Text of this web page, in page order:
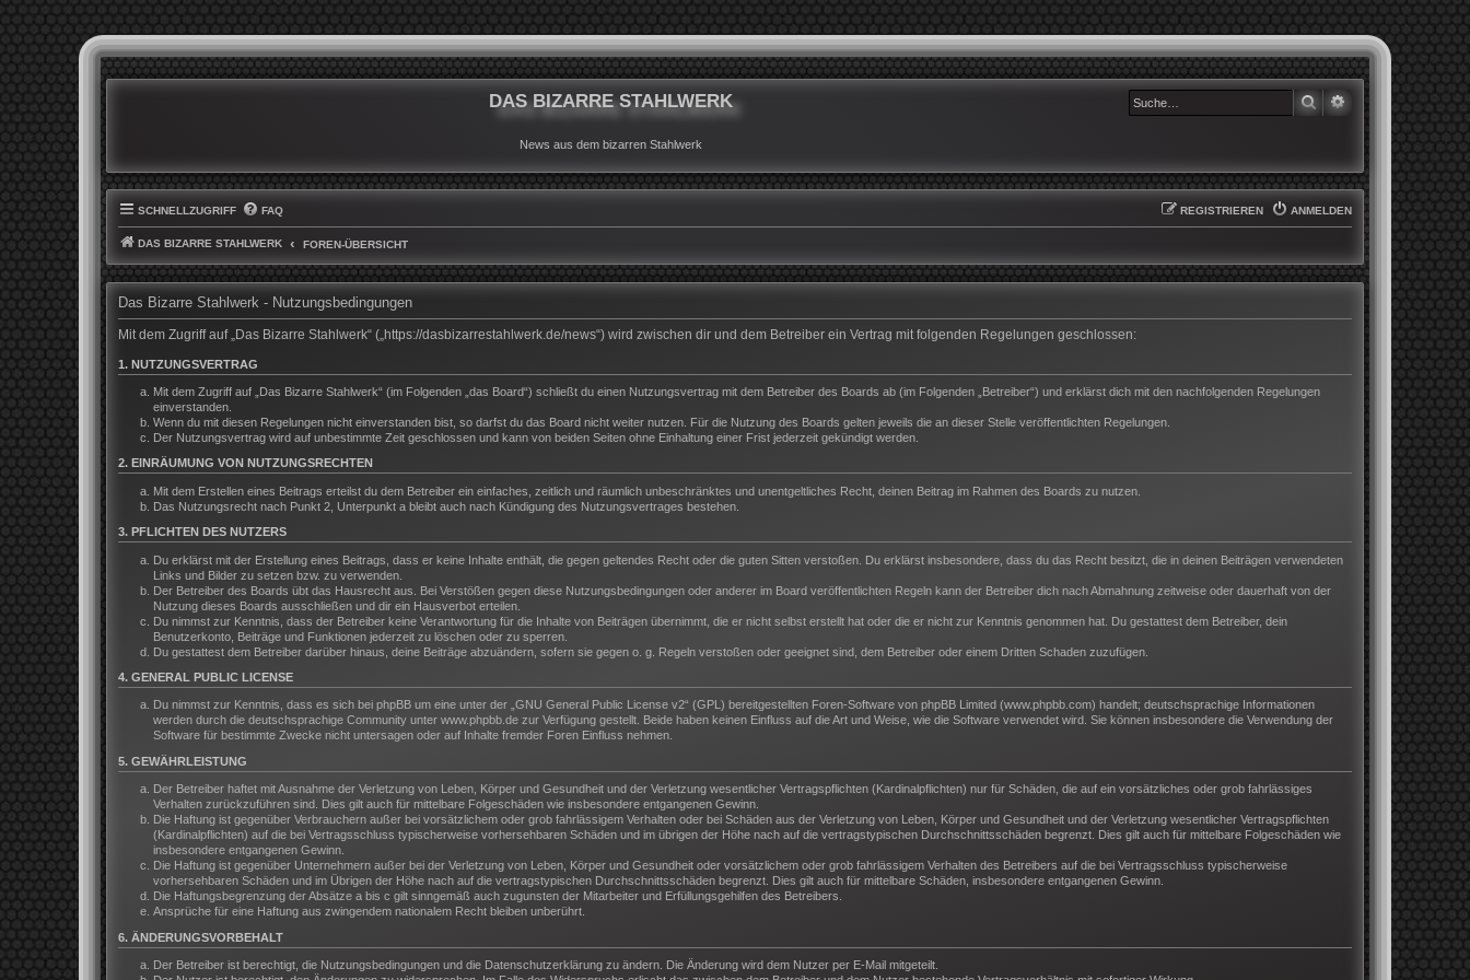
DAS BIZARRE STAHLWERK
News aus dem bizarren Stahlwerk
SUCHE
SCHNELLZUGRIFF FAQ ANMELDEN
REGISTRIEREN
DAS BIZARRE STAHLWERK FOREN-ÜBERSICHT
Das Bizarre Stahlwerk - Nutzungsbedingungen
Mit dem Zugriff auf „Das Bizarre Stahlwerk“ („https://dasbizarrestahlwerk.de/news“) wird zwischen dir und dem Betreiber ein Vertrag mit folgenden Regelungen geschlossen:
1. NUTZUNGSVERTRAG
Mit dem Zugriff auf „Das Bizarre Stahlwerk“ (im Folgenden „das Board“) schließt du einen Nutzungsvertrag mit dem Betreiber des Boards ab (im Folgenden „Betreiber“) und erklärst dich mit den nachfolgenden Regelungen
einverstanden.
Wenn du mit diesen Regelungen nicht einverstanden bist, so darfst du das Board nicht weiter nutzen. Für die Nutzung des Boards gelten jeweils die an dieser Stelle veröffentlichten Regelungen.
Der Nutzungsvertrag wird auf unbestimmte Zeit geschlossen und kann von beiden Seiten ohne Einhaltung einer Frist jederzeit gekündigt werden.
2. EINRÄUMUNG VON NUTZUNGSRECHTEN
Mit dem Erstellen eines Beitrags erteilst du dem Betreiber ein einfaches, zeitlich und räumlich unbeschränktes und unentgeltliches Recht, deinen Beitrag im Rahmen des Boards zu nutzen.
Das Nutzungsrecht nach Punkt 2, Unterpunkt a bleibt auch nach Kündigung des Nutzungsvertrages bestehen.
3. PFLICHTEN DES NUTZERS
Du erklärst mit der Erstellung eines Beitrags, dass er keine Inhalte enthält, die gegen geltendes Recht oder die guten Sitten verstoßen. Du erklärst insbesondere, dass du das Recht besitzt, die in deinen Beiträgen verwendeten
Links und Bilder zu setzen bzw. zu verwenden.
Der Betreiber des Boards übt das Hausrecht aus. Bei Verstößen gegen diese Nutzungsbedingungen oder anderer im Board veröffentlichten Regeln kann der Betreiber dich nach Abmahnung zeitweise oder dauerhaft von der
Nutzung dieses Boards ausschließen und dir ein Hausverbot erteilen.
Du nimmst zur Kenntnis, dass der Betreiber keine Verantwortung für die Inhalte von Beiträgen übernimmt, die er nicht selbst erstellt hat oder die er nicht zur Kenntnis genommen hat. Du gestattest dem Betreiber, dein
Benutzerkonto, Beiträge und Funktionen jederzeit zu löschen oder zu sperren.
Du gestattest dem Betreiber darüber hinaus, deine Beiträge abzuändern, sofern sie gegen o. g. Regeln verstoßen oder geeignet sind, dem Betreiber oder einem Dritten Schaden zuzufügen.
4. GENERAL PUBLIC LICENSE
Du nimmst zur Kenntnis, dass es sich bei phpBB um eine unter der „GNU General Public License v2“ (GPL) bereitgestellten Foren-Software von phpBB Limited (www.phpbb.com) handelt; deutschsprachige Informationen
werden durch die deutschsprachige Community unter www.phpbb.de zur Verfügung gestellt. Beide haben keinen Einfluss auf die Art und Weise, wie die Software verwendet wird. Sie können insbesondere die Verwendung der
Software für bestimmte Zwecke nicht untersagen oder auf Inhalte fremder Foren Einfluss nehmen.
5. GEWÄHRLEISTUNG
Der Betreiber haftet mit Ausnahme der Verletzung von Leben, Körper und Gesundheit und der Verletzung wesentlicher Vertragspflichten (Kardinalpflichten) nur für Schäden, die auf ein vorsätzliches oder grob fahrlässiges
Verhalten zurückzuführen sind. Dies gilt auch für mittelbare Folgeschäden wie insbesondere entgangenen Gewinn.
Die Haftung ist gegenüber Verbrauchern außer bei vorsätzlichem oder grob fahrlässigem Verhalten oder bei Schäden aus der Verletzung von Leben, Körper und Gesundheit und der Verletzung wesentlicher Vertragspflichten
(Kardinalpflichten) auf die bei Vertragsschluss typischerweise vorhersehbaren Schäden und im übrigen der Höhe nach auf die vertragstypischen Durchschnittsschäden begrenzt. Dies gilt auch für mittelbare Folgeschäden wie
insbesondere entgangenen Gewinn.
Die Haftung ist gegenüber Unternehmern außer bei der Verletzung von Leben, Körper und Gesundheit oder vorsätzlichem oder grob fahrlässigem Verhalten des Betreibers auf die bei Vertragsschluss typischerweise
vorhersehbaren Schäden und im Übrigen der Höhe nach auf die vertragstypischen Durchschnittsschäden begrenzt. Dies gilt auch für mittelbare Schäden, insbesondere entgangenen Gewinn.
Die Haftungsbegrenzung der Absätze a bis c gilt sinngemäß auch zugunsten der Mitarbeiter und Erfüllungsgehilfen des Betreibers.
Ansprüche für eine Haftung aus zwingendem nationalem Recht bleiben unberührt.
6. ÄNDERUNGSVORBEHALT
Der Betreiber ist berechtigt, die Nutzungsbedingungen und die Datenschutzerklärung zu ändern. Die Änderung wird dem Nutzer per E-Mail mitgeteilt.